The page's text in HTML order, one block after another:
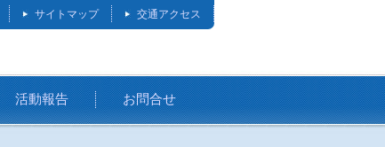
サイトマップ 交通アクセス
活動報告 お問合せ